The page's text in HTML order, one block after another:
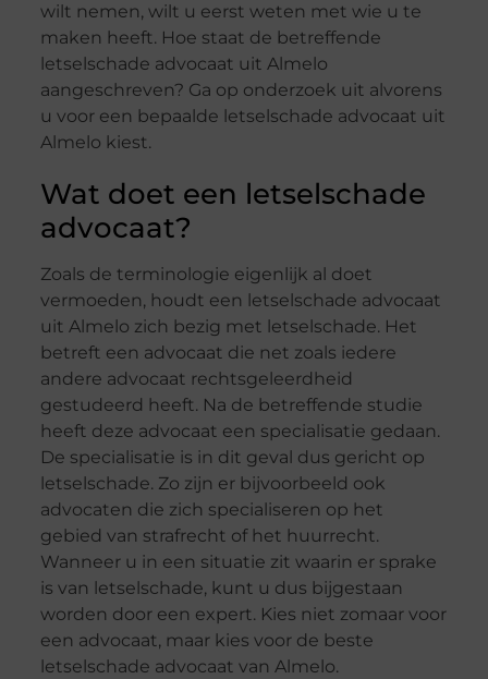
wilt nemen, wilt u eerst weten met wie u te
maken heeft. Hoe staat de betreffende
letselschade advocaat uit Almelo
aangeschreven? Ga op onderzoek uit alvorens
u voor een bepaalde letselschade advocaat uit
Almelo kiest.
Wat doet een letselschade
advocaat?
Zoals de terminologie eigenlijk al doet
vermoeden, houdt een letselschade advocaat
uit Almelo zich bezig met letselschade. Het
betreft een advocaat die net zoals iedere
andere advocaat rechtsgeleerdheid
gestudeerd heeft. Na de betreffende studie
heeft deze advocaat een specialisatie gedaan.
De specialisatie is in dit geval dus gericht op
letselschade. Zo zijn er bijvoorbeeld ook
advocaten die zich specialiseren op het
gebied van strafrecht of het huurrecht.
Wanneer u in een situatie zit waarin er sprake
is van letselschade, kunt u dus bijgestaan
worden door een expert. Kies niet zomaar voor
een advocaat, maar kies voor de beste
letselschade advocaat van Almelo.